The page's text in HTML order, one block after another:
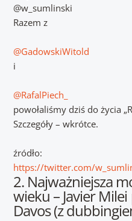
@w_sumlinski
Razem z
@GadowskiWitold
i
@RafalPiech_
powołaliśmy dziś do życia
Szczegóły – wkrótce.
źródło:
https://twitter.com/
2. Najważniejsza
wieku – Javier
Davos (z